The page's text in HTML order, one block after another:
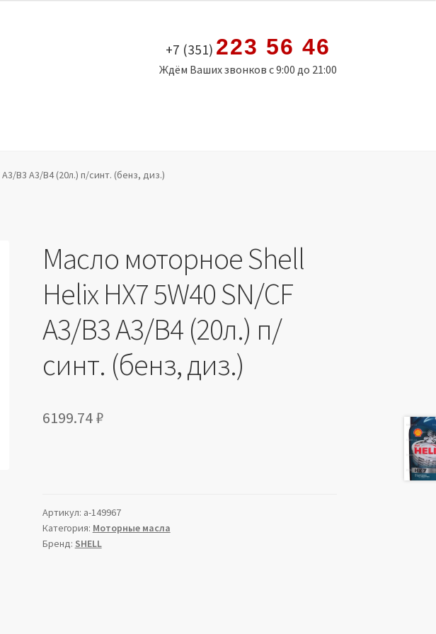
+7 (351) 223 56 46
Ждём Ваших звонков с 9:00 до 21:00
Производители
B3 A3/B4 (20л.) п/синт. (бенз, диз.)
Масло моторное Shell
Helix HX7 5W40 SN/CF
A3/B3 A3/B4 (20л.) п/
синт. (бенз, диз.)
6199.74₽
Артикул: a-149967
Категория: Моторные масла
Бренд: SHELL